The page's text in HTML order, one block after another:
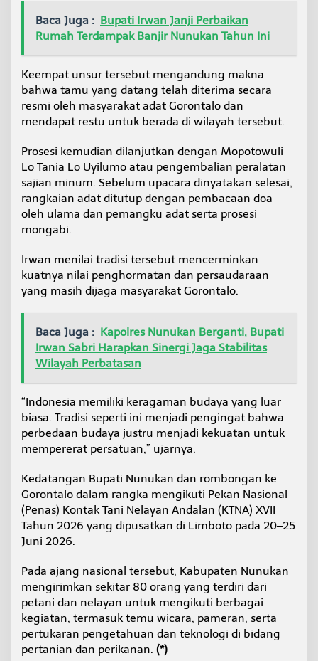
Baca Juga : Bupati Irwan Janji Perbaikan
Rumah Terdampak Banjir Nunukan Tahun Ini
Keempat unsur tersebut mengandung makna
bahwa tamu yang datang telah diterima secara
resmi oleh masyarakat adat Gorontalo dan
mendapat restu untuk berada di wilayah tersebut.
Prosesi kemudian dilanjutkan dengan Mopotowuli
Lo Tania Lo Uyilumo atau pengembalian peralatan
sajian minum. Sebelum upacara dinyatakan selesai,
rangkaian adat ditutup dengan pembacaan doa
oleh ulama dan pemangku adat serta prosesi
mongabi.
Irwan menilai tradisi tersebut mencerminkan
kuatnya nilai penghormatan dan persaudaraan
yang masih dijaga masyarakat Gorontalo.
Baca Juga : Kapolres Nunukan Berganti, Bupati
Irwan Sabri Harapkan Sinergi Jaga Stabilitas
Wilayah Perbatasan
“Indonesia memiliki keragaman budaya yang luar
biasa. Tradisi seperti ini menjadi pengingat bahwa
perbedaan budaya justru menjadi kekuatan untuk
mempererat persatuan,” ujarnya.
Kedatangan Bupati Nunukan dan rombongan ke
Gorontalo dalam rangka mengikuti Pekan Nasional
(Penas) Kontak Tani Nelayan Andalan (KTNA) XVII
Tahun 2026 yang dipusatkan di Limboto pada 20–25
Juni 2026.
Pada ajang nasional tersebut, Kabupaten Nunukan
mengirimkan sekitar 80 orang yang terdiri dari
petani dan nelayan untuk mengikuti berbagai
kegiatan, termasuk temu wicara, pameran, serta
pertukaran pengetahuan dan teknologi di bidang
pertanian dan perikanan. (*)